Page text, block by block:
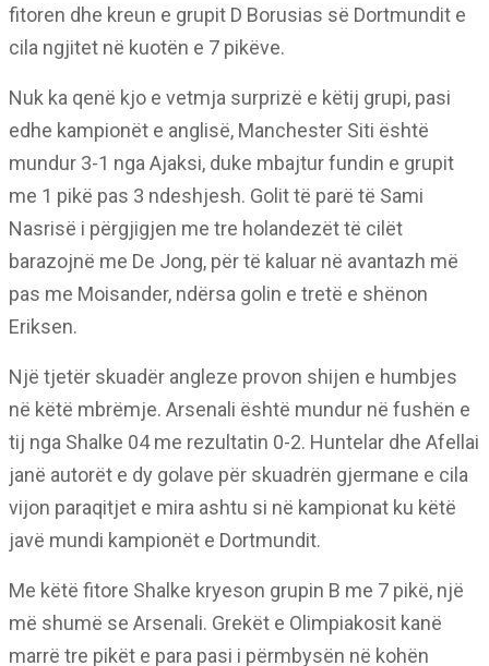
fitoren dhe kreun e grupit D Borusias së Dortmundit e
cila ngjitet në kuotën e 7 pikëve.
Nuk ka qenë kjo e vetmja surprizë e këtij grupi, pasi
edhe kampionët e anglisë, Manchester Siti është
mundur 3-1 nga Ajaksi, duke mbajtur fundin e grupit
me 1 pikë pas 3 ndeshjesh. Golit të parë të Sami
Nasrisë i përgjigjen me tre holandezët të cilët
barazojnë me De Jong, për të kaluar në avantazh më
pas me Moisander, ndërsa golin e tretë e shënon
Eriksen.
Një tjetër skuadër angleze provon shijen e humbjes
në këtë mbrëmje. Arsenali është mundur në fushën e
tij nga Shalke 04 me rezultatin 0-2. Huntelar dhe Afellai
janë autorët e dy golave për skuadrën gjermane e cila
vijon paraqitjet e mira ashtu si në kampionat ku këtë
javë mundi kampionët e Dortmundit.
Me këtë fitore Shalke kryeson grupin B me 7 pikë, një
më shumë se Arsenali. Grekët e Olimpiakosit kanë
marrë tre pikët e para pasi i përmbysën në kohën